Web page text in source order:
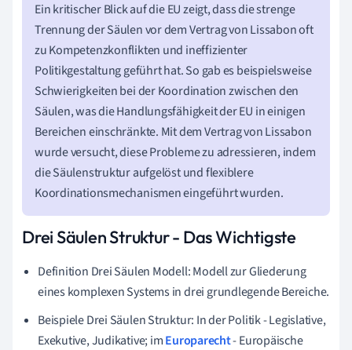
Ein kritischer Blick auf die EU zeigt, dass die strenge
Trennung der Säulen vor dem Vertrag von Lissabon oft
zu Kompetenzkonflikten und ineffizienter
Politikgestaltung geführt hat. So gab es beispielsweise
Schwierigkeiten bei der Koordination zwischen den
Säulen, was die Handlungsfähigkeit der EU in einigen
Bereichen einschränkte. Mit dem Vertrag von Lissabon
wurde versucht, diese Probleme zu adressieren, indem
die Säulenstruktur aufgelöst und flexiblere
Koordinationsmechanismen eingeführt wurden.
Drei Säulen Struktur - Das Wichtigste
Definition Drei Säulen Modell: Modell zur Gliederung
eines komplexen Systems in drei grundlegende Bereiche.
Beispiele Drei Säulen Struktur: In der Politik - Legislative,
Exekutive, Judikative; imEuroparecht- Europäische